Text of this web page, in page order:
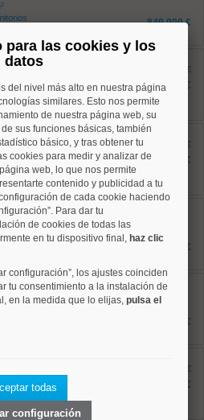
849.000 €
Lista
antes 620.000 €
585.000 €
Goya
antes 649.000 €
576.900 €
Goya
549.000 €
Goya
414.000 €
antes 369.000 €
302.300 €
para las cookies y los
datos
del nivel más alto en nuestra página
similares. Esto nos permite
de nuestra página web, su
sus funciones básicas, también
básico, y tras obtener tu
cookies para medir y analizar de
web, lo que nos permite
contenido y publicidad a tu
de cada cookie haciendo
Para dar tu
de cookies de todas las
en tu dispositivo final, haz clic
configuración”, los ajustes coinciden
tu consentimiento a la instalación de
en la medida que lo elijas, pulsa el
todas
configuración